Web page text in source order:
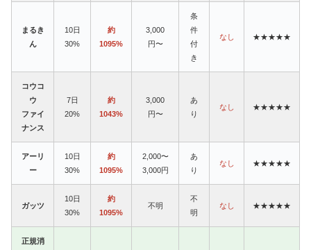
まるき
ん
10日
30%
約
1095%
3,000
円〜
条
件
付
き
なし ★★★★★
コウコ
ウ
ファイ
ナンス
7日
20%
約
1043%
3,000
円〜
あ
り
なし ★★★★★
アーリ
ー
10日
30%
約
1095%
2,000〜
3,000円
あ
り
なし ★★★★★
ガッツ
10日
30%
約
1095%
不明
不
明
なし ★★★★★
正規消